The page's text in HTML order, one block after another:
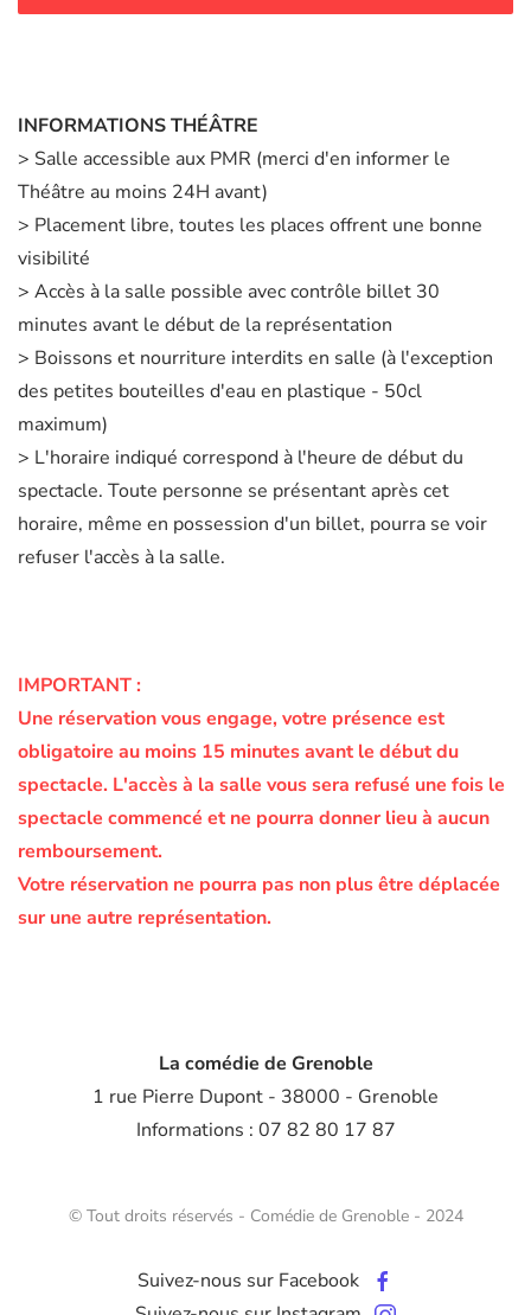
INFORMATIONS THÉÂTRE
> Salle accessible aux PMR (merci d'en informer le
Théâtre au moins 24H avant)
> Placement libre, toutes les places offrent une bonne
visibilité
> Accès à la salle possible avec contrôle billet 30
minutes avant le début de la représentation
> Boissons et nourriture interdits en salle (à l'exception
des petites bouteilles d'eau en plastique - 50cl
maximum)
> L'horaire indiqué correspond à l'heure de début du
spectacle. Toute personne se présentant après cet
horaire, même en possession d'un billet, pourra se voir
refuser l'accès à la salle.
IMPORTANT :
Une réservation vous engage, votre présence est
obligatoire au moins 15 minutes avant le début du
spectacle. L'accès à la salle vous sera refusé une fois le
spectacle commencé et ne pourra donner lieu à aucun
remboursement.
Votre réservation ne pourra pas non plus être déplacée
sur une autre représentation.
La comédie de Grenoble
1 rue Pierre Dupont - 38000 - Grenoble
Informations : 07 82 80 17 87
© Tout droits réservés - Comédie de Grenoble - 2024
Suivez-nous sur Facebook